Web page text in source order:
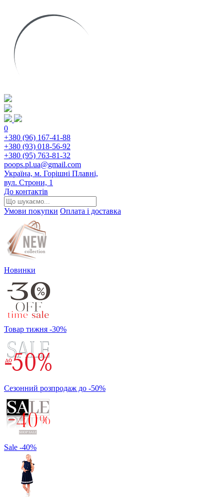
0
+380 (96) 167-41-88
+380 (93) 018-56-92
+380 (95) 763-81-32
poops.pl.ua@gmail.com
Україна, м. Горішні Плавні,
вул. Строни, 1
До контактів
Умови покупки Оплата і доставка
Новинки
Товар тижня -30%
Сезонний розпродаж до -50%
Sale -40%